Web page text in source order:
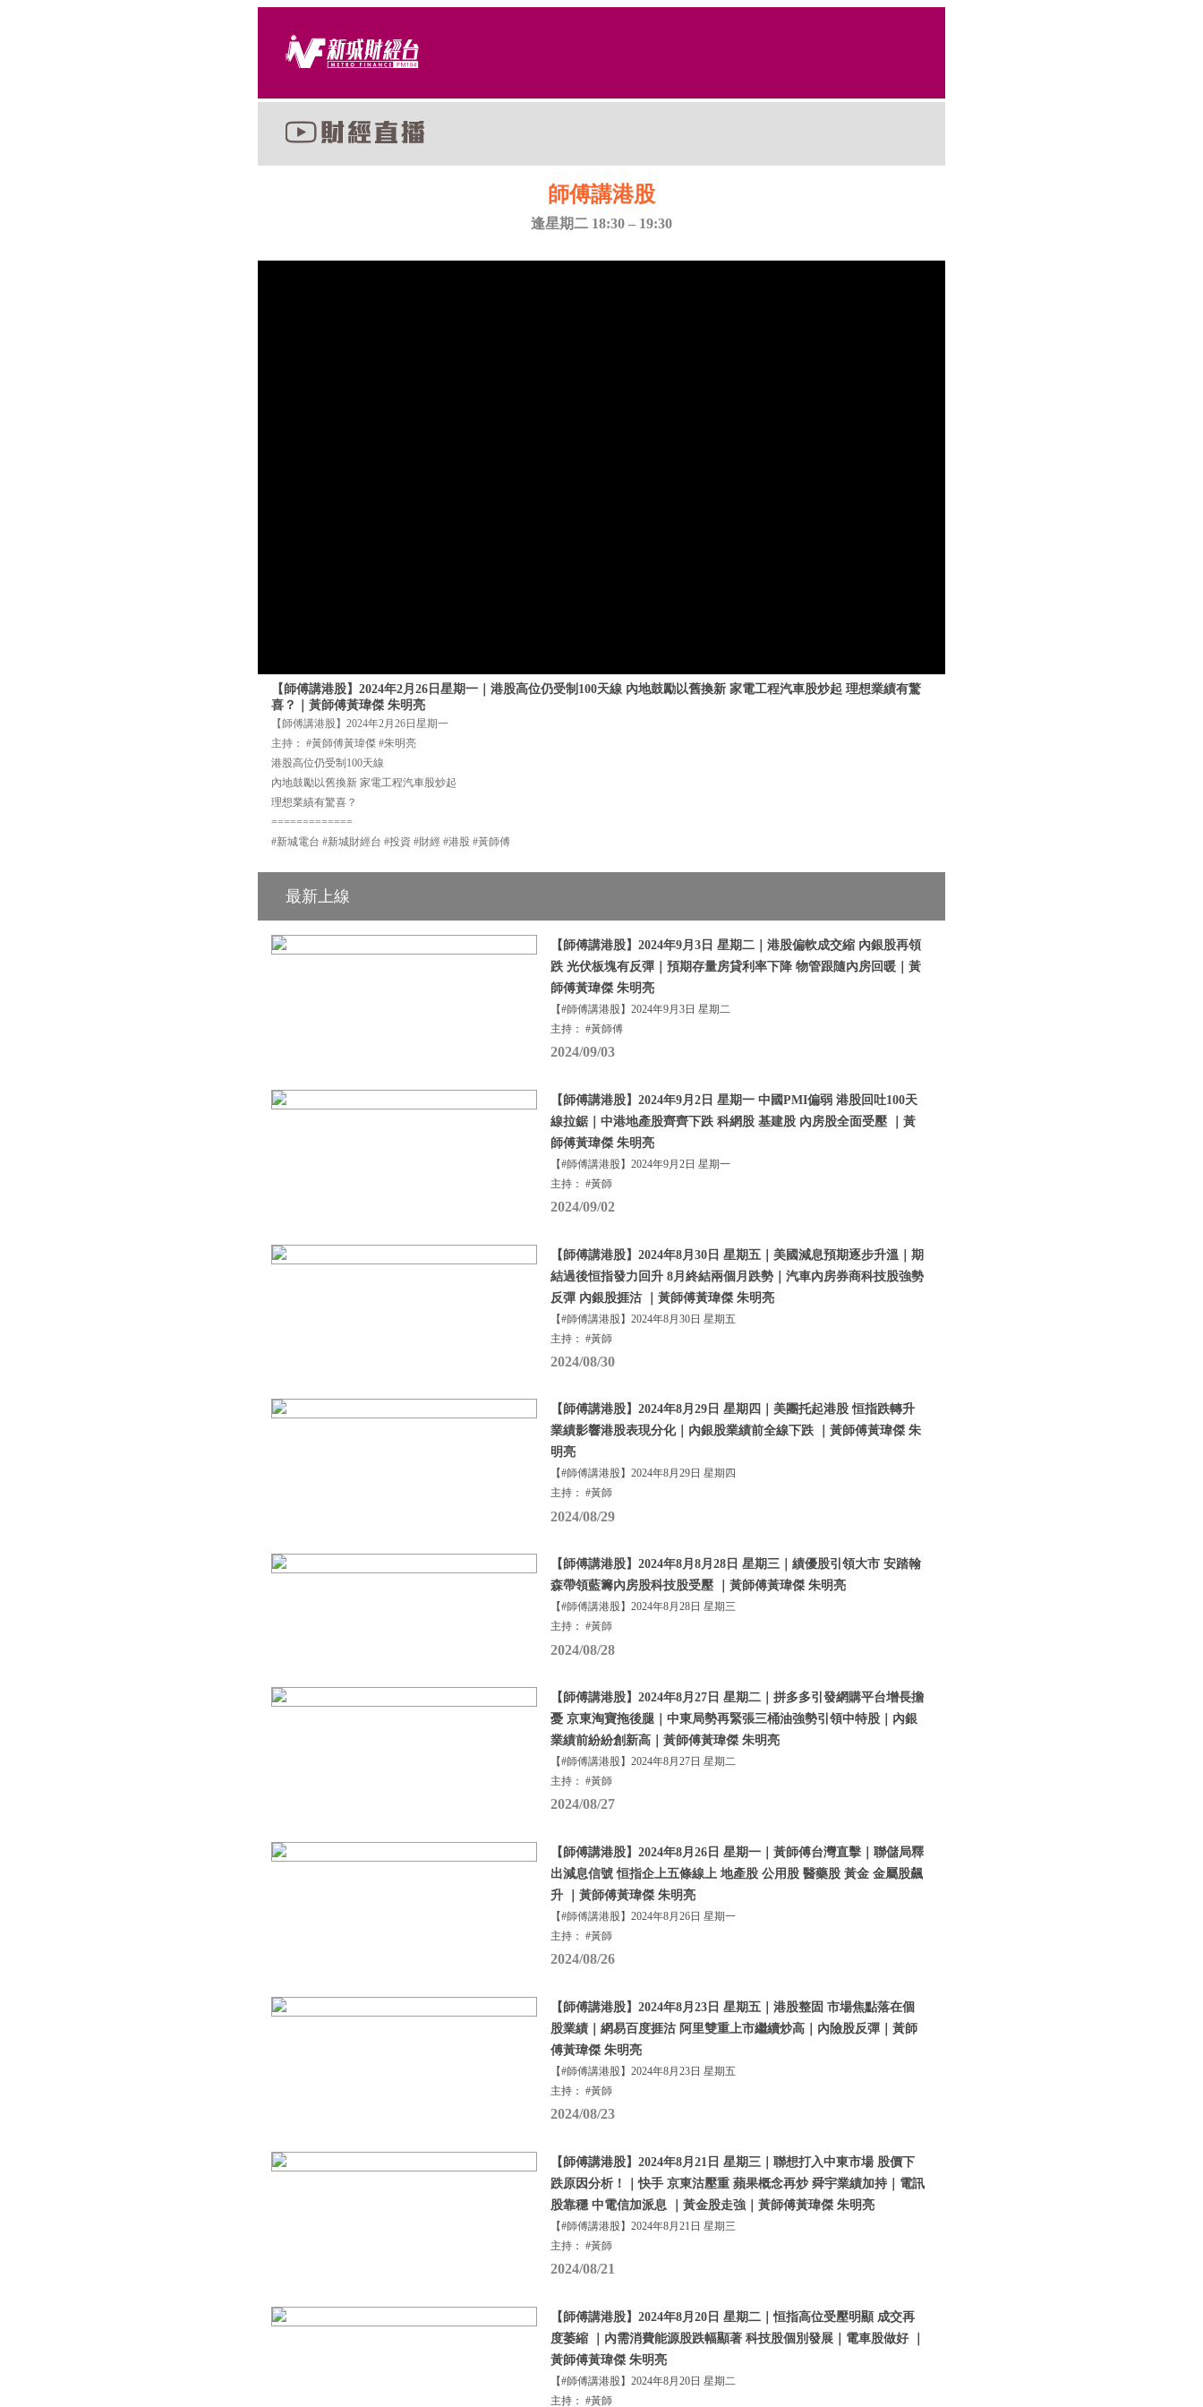
師傅講港股
逢星期二 18:30 – 19:30
【師傅講港股】2024年2月26日星期一｜港股高位仍受制100天線 內地鼓勵以舊換新 家電工程汽車股炒起 理想業績有驚
喜？｜黃師傅黃瑋傑 朱明亮
【師傅講港股】2024年2月26日星期一
主持： #黃師傅黃瑋傑 #朱明亮
港股高位仍受制100天線
內地鼓勵以舊換新 家電工程汽車股炒起
理想業績有驚喜？
=============
#新城電台 #新城財經台 #投資 #財經 #港股 #黃師傅
最新上線
【師傅講港股】2024年9月3日 星期二｜港股偏軟成交縮 內銀股再領
跌 光伏板塊有反彈｜預期存量房貸利率下降 物管跟隨內房回暖｜黃
師傅黃瑋傑 朱明亮
【#師傅講港股】2024年9月3日 星期二
主持： #黃師傅
2024/09/03
【師傅講港股】2024年9月2日 星期一 中國PMI偏弱 港股回吐100天
線拉鋸｜中港地產股齊齊下跌 科網股 基建股 內房股全面受壓 ｜黃
師傅黃瑋傑 朱明亮
【#師傅講港股】2024年9月2日 星期一
主持： #黃師
2024/09/02
【師傅講港股】2024年8月30日 星期五｜美國減息預期逐步升溫｜期
結過後恒指發力回升 8月終結兩個月跌勢｜汽車內房券商科技股強勢
反彈 內銀股捱沽 ｜黃師傅黃瑋傑 朱明亮
【#師傅講港股】2024年8月30日 星期五
主持： #黃師
2024/08/30
【師傅講港股】2024年8月29日 星期四｜美團托起港股 恒指跌轉升
業績影響港股表現分化｜內銀股業績前全線下跌 ｜黃師傅黃瑋傑 朱
明亮
【#師傅講港股】2024年8月29日 星期四
主持： #黃師
2024/08/29
【師傅講港股】2024年8月8月28日 星期三｜績優股引領大市 安踏翰
森帶領藍籌內房股科技股受壓 ｜黃師傅黃瑋傑 朱明亮
【#師傅講港股】2024年8月28日 星期三
主持： #黃師
2024/08/28
【師傅講港股】2024年8月27日 星期二｜拼多多引發網購平台增長擔
憂 京東淘寶拖後腿｜中東局勢再緊張三桶油強勢引領中特股｜內銀
業績前紛紛創新高｜黃師傅黃瑋傑 朱明亮
【#師傅講港股】2024年8月27日 星期二
主持： #黃師
2024/08/27
【師傅講港股】2024年8月26日 星期一｜黃師傅台灣直擊｜聯儲局釋
出減息信號 恒指企上五條線上 地產股 公用股 醫藥股 黃金 金屬股飆
升 ｜黃師傅黃瑋傑 朱明亮
【#師傅講港股】2024年8月26日 星期一
主持： #黃師
2024/08/26
【師傅講港股】2024年8月23日 星期五｜港股整固 市場焦點落在個
股業績｜網易百度捱沽 阿里雙重上市繼續炒高｜內險股反彈｜黃師
傅黃瑋傑 朱明亮
【#師傅講港股】2024年8月23日 星期五
主持： #黃師
2024/08/23
【師傅講港股】2024年8月21日 星期三｜聯想打入中東市場 股價下
跌原因分析！｜快手 京東沽壓重 蘋果概念再炒 舜宇業績加持｜電訊
股靠穩 中電信加派息 ｜黃金股走強｜黃師傅黃瑋傑 朱明亮
【#師傅講港股】2024年8月21日 星期三
主持： #黃師
2024/08/21
【師傅講港股】2024年8月20日 星期二｜恒指高位受壓明顯 成交再
度萎縮 ｜內需消費能源股跌幅顯著 科技股個別發展｜電車股做好 ｜
黃師傅黃瑋傑 朱明亮
【#師傅講港股】2024年8月20日 星期二
主持： #黃師